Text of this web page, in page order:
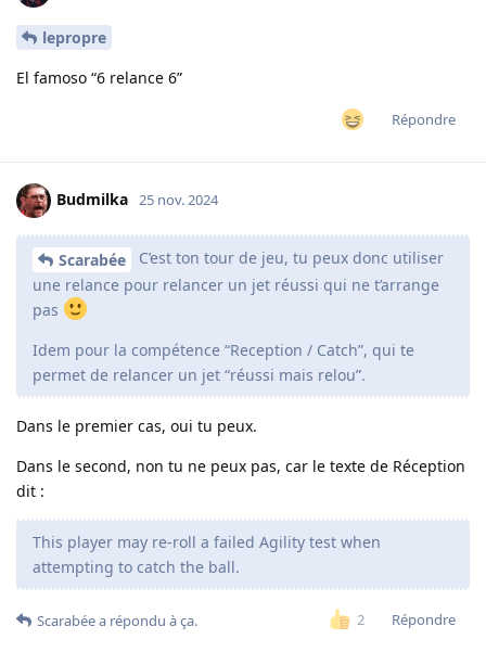
lepropre
El famoso “6 relance 6”
Répondre
Budmilka 25 nov. 2024
Scarabée
C’est ton tour de jeu, tu peux donc utiliser
une relance pour relancer un jet réussi qui ne t’arrange
pas
Idem pour la compétence “Reception / Catch”, qui te
permet de relancer un jet “réussi mais relou”.
Dans le premier cas, oui tu peux.
Dans le second, non tu ne peux pas, car le texte de Réception
dit :
This player may re-roll a failed Agility test when
attempting to catch the ball.
2 Répondre
Scarabéea répondu à ça.